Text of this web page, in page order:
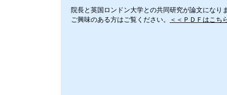
院長と英国ロンドン大学との共同研究が論文になり
ご興味のある方はご覧ください。
＜＜ＰＤＦはこ